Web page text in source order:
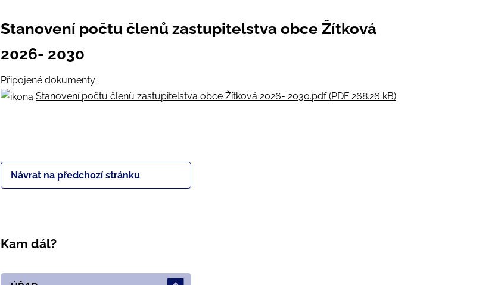
Stanovení počtu členů zastupitelstva obce Žítková
2026- 2030
Připojené dokumenty:
Stanovení počtu členů zastupitelstva obce Žítková 2026- 2030.pdf (PDF 268.26 kB)
Návrat na předchozí stránku
Kam dál?